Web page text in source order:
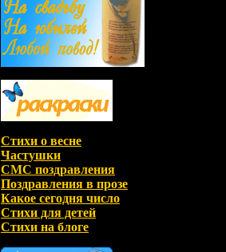
Стихи о весне
Частушки
СМС поздравления
Поздравления в прозе
Какое сегодня число
Стихи для детей
Стихи на блоге